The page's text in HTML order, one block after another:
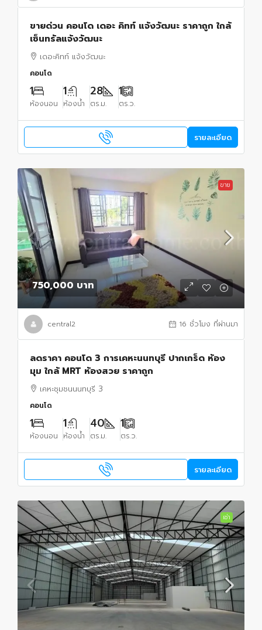
ขายด่วน คอนโด เดอะ คิทท์ แจ้งวัฒนะ ราคาถูก ใกล้
เซ็นทรัลแจ้งวัฒนะ
เดอะคิทท์ แจ้งวัฒนะ
คอนโด
1
ห้องนอน
1
ห้องน้ำ
28
ตร.ม.
1
ตร.ว.
รายละเอียด
ขาย
750,000 บาท
central2 16 ชั่วโมง ที่ผ่านมา
ลดราคา คอนโด 3 การเคหะนนทบุรี ปากเกร็ด ห้อง
มุม ใกล้ MRT ห้องสวย ราคาถูก
เคหะชุมชนนนทบุรี 3
คอนโด
1
ห้องนอน
1
ห้องน้ำ
40
ตร.ม.
1
ตร.ว.
รายละเอียด
เช่า